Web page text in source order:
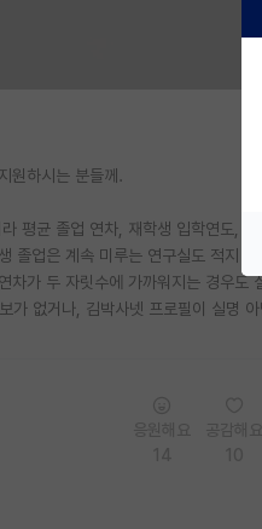
원하시는 분들께.
평균 졸업 연차, 재학생 입학연도, 졸
졸업은 계속 미루는 연구실도 적지 않
차가 두 자릿수에 가까워지는 경우도
가 없거나, 김박사넷 프로필이 실명